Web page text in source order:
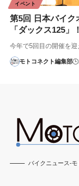
イベント
第5回 日本バイク
「ダックス125」！
今年で5回目の開催を迎
モトコネクト編集部
バイクニュース-モ